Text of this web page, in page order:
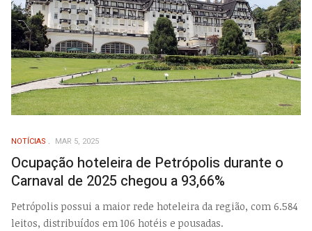
NOTÍCIAS MAR 5, 2025
Ocupação hoteleira de Petrópolis durante o
Carnaval de 2025 chegou a 93,66%
Petrópolis possui a maior rede hoteleira da região, com 6.584
leitos, distribuídos em 106 hotéis e pousadas.